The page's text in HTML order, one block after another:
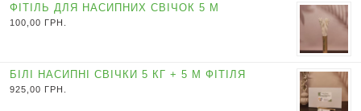
ФІТІЛЬ ДЛЯ НАСИПНИХ СВІЧОК 5 М
100,00 ГРН.
БІЛІ НАСИПНІ СВІЧКИ 5 КГ + 5 М ФІТІЛЯ
925,00 ГРН.